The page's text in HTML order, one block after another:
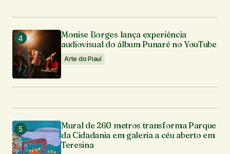
Monise Borges lança experiência
audiovisual do álbum Punaré no YouTube
Arte do Piauí
Mural de 260 metros transforma Parque
da Cidadania em galeria a céu aberto em
Teresina